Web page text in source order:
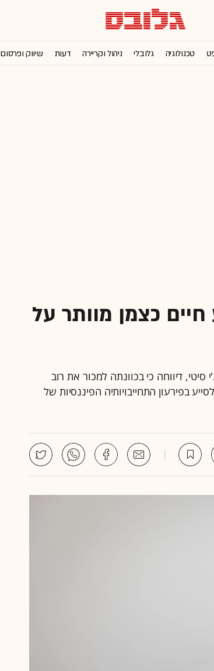
טכנולוגיה גלובלי ניהול וקריירה דעות שיווק ופרסום
כצמן מוותר על
דיווחה כי בכוונתה למכור את רוב
בפירעון התחייבויותיה הפיננסיות של